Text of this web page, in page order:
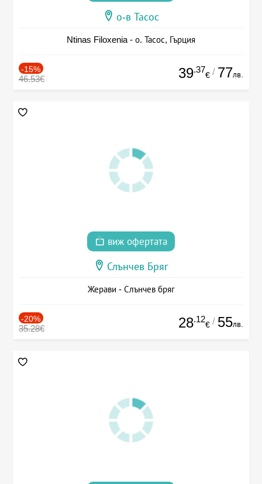
о-в Тасос
Ntinas Filoxenia - о. Тасос, Гърция
-15%
46.53€ 39.37
€ / 77лв.
виж офертата
Слънчев Бряг
Жерави - Слънчев бряг
-20%
35.28€ 28.12
€ / 55лв.